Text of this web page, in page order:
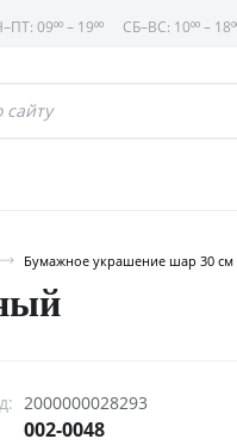
09⁰⁰ – 19⁰⁰ СБ–ВС: 10⁰⁰ –
Бумажное украшение шар 30
2000000028293
002-0048